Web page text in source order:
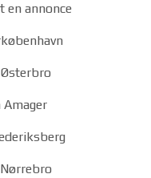
en annonce
Østerbro
Amager